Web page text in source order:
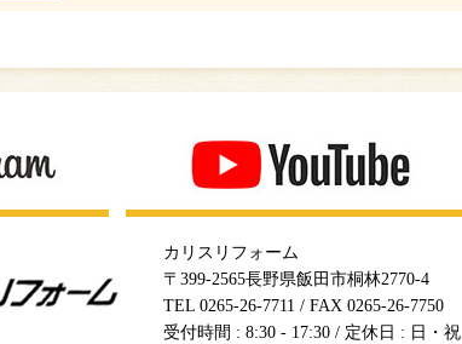
カリスリフォーム
〒399-2565長野県飯田市桐林2770-4
TEL 0265-26-7711 / FAX 0265-26-7750
受付時間 : 8:30 - 17:30 / 定休日 : 日・祝